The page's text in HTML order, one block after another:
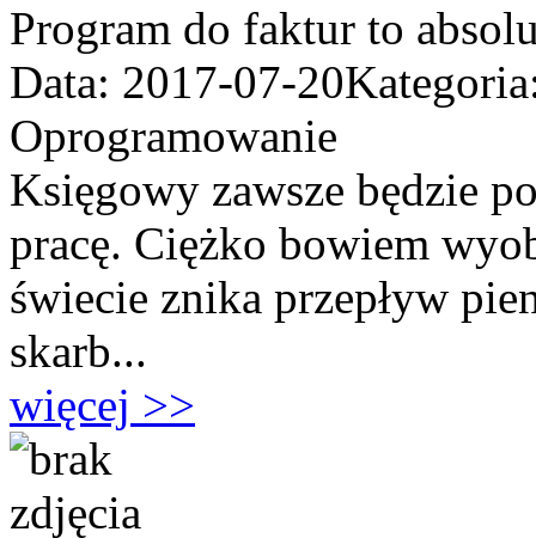
Program do faktur to
Data: 2017-07-20
Oprogramowanie
Księgowy zawsze będzie
pracę. Ciężko bowiem
świecie znika przepływ
skarb...
więcej >>